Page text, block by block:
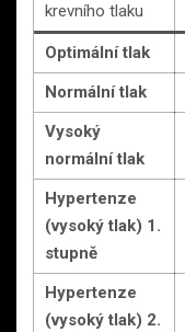
krevního tlaku
Optimální tlak
Normální tlak
Vysoký
normální tlak
Hypertenze
(vysoký tlak) 1.
stupně
Hypertenze
(vysoký tlak) 2.